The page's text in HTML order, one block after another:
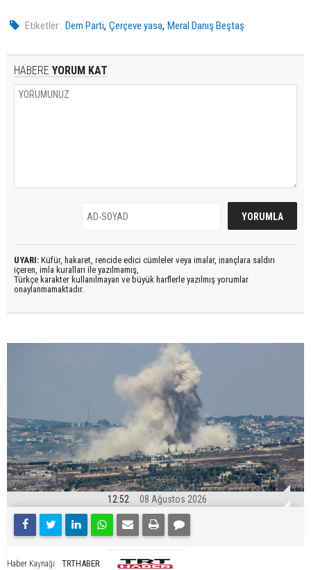
Etiketler : Dem Parti,Çerçeve yasa,Meral Danış Beştaş
HABERE YORUM KAT
UYARI: Küfür, hakaret, rencide edici cümleler veya imalar, inançlara saldırı
içeren, imla kuralları ile yazılmamış,
Türkçe karakter kullanılmayan ve büyük harflerle yazılmış yorumlar
onaylanmamaktadır.
12:52 08 Ağustos 2026
Haber Kaynağı TRTHABER